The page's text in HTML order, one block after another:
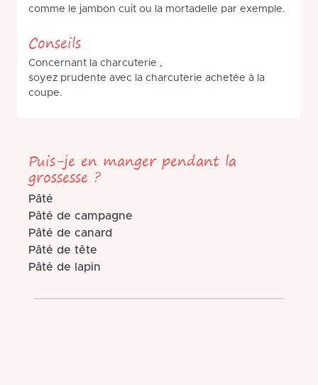
comme le jambon cuit ou la mortadelle par exemple.
Conseils
Concernant la charcuterie ,
soyez prudente avec la charcuterie achetée à la
coupe.
Puis-je en manger pendant la
grossesse ?
Pâté
Pâté de campagne
Pâté de canard
Pâté de tête
Pâté de lapin